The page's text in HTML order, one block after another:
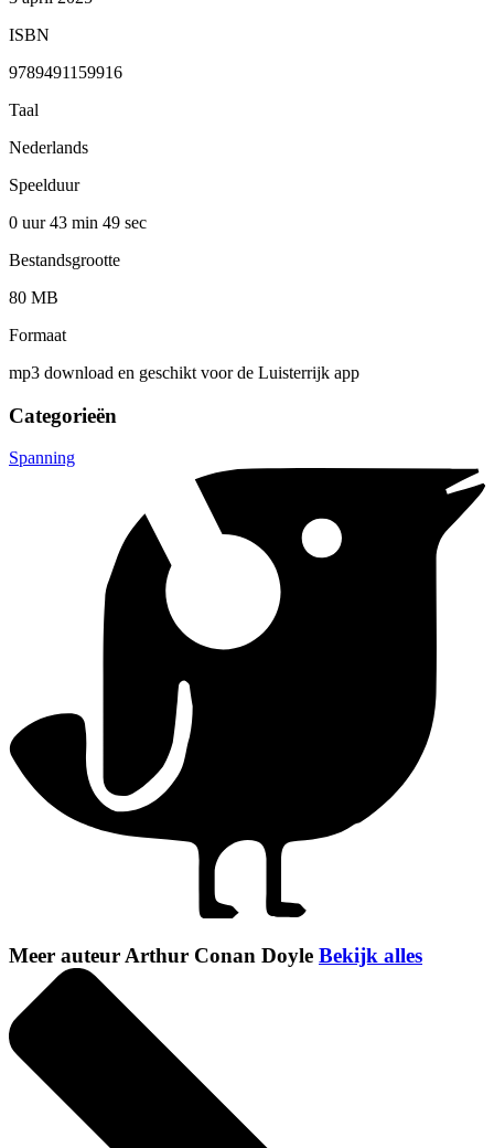
ISBN
9789491159916
Taal
Nederlands
Speelduur
0 uur 43 min 49 sec
Bestandsgrootte
80 MB
Formaat
mp3 download en geschikt voor de Luisterrijk app
Categorieën
Spanning
Meer auteur Arthur Conan Doyle Bekijk alles